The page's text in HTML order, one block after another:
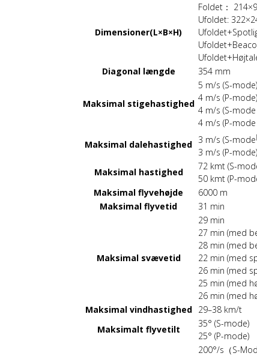
Dimensioner(L×B×H)
Foldet：
Ufoldet:
Diagonal længde
354 mm
Maksimal stigehastighed
5 m/s (S-mode)
4 m/s (P-mode)
4 m/s (S-
4 m/s (P-
Maksimal dalehastighed 3 m/s (S-mode
3 m/s (P-mode)
Maksimal hastighed
72 kmt (S-
50 kmt (P-
Maksimal flyvehøjde
6000 m
Maksimal flyvetid
31 min
Maksimal svævetid
29 min
27 min (med
28 min (med
22 min (med
26 min (med
25 min (med
26 min (med
Maksimal vindhastighed
29–38 km/t
Maksimalt flyvetilt
35° (S-mode)
25° (P-mode)
200°/s（S-